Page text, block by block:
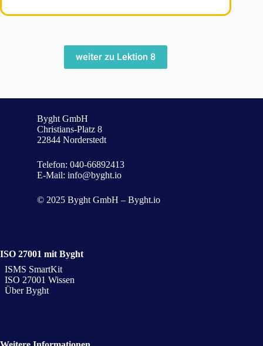
weiter zu Lektion 8
Byght GmbH
Christians-Platz 8
22844 Norderstedt
Telefon: 040-66892413
E-Mail: info@byght.io
© 2025 Byght GmbH – Byght.io
ISO 27001 mit Byght
ISMS SmartKit
ISO 27001 Wissen
Über Byght